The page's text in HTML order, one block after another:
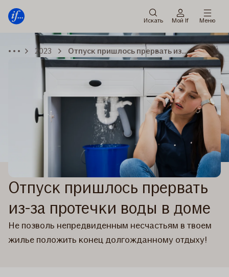
Искать Мой If Меню
2023 Отпуск пришлось прервать из-за протечки воды в доме
Отпуск пришлось прервать
из-за протечки воды в доме
Не позволь непредвиденным несчастьям в твоем
жилье положить конец долгожданному отдыху!